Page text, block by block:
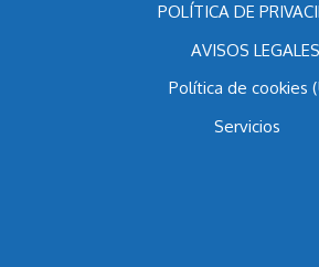
POLÍTICA DE
AVISOS LEGALES
Política de cookies
Servicios